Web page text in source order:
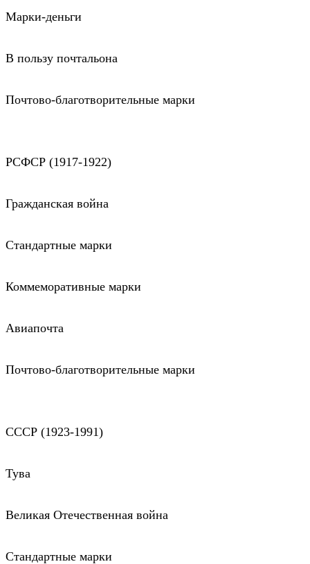
Марки-деньги
В пользу почтальона
Почтово-благотворительные марки
РСФСР (1917-1922)
Гражданская война
Стандартные марки
Коммеморативные марки
Авиапочта
Почтово-благотворительные марки
СССР (1923-1991)
Тува
Великая Отечественная война
Стандартные марки